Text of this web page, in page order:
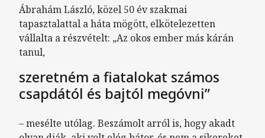
Ábrahám László, közel 50 év szakmai
tapasztalattal a háta mögött, elkötelezetten
vállalta a részvételt: „Az okos ember más kárán
tanul,
szeretném a fiatalokat számos
csapdától és bajtól megóvni”
– mesélte utólag. Beszámolt arról is, hogy akadt